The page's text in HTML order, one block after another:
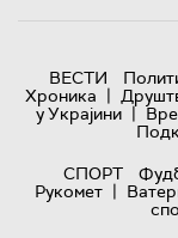
ВЕСТИ
Хроника |
у Украјини |
СПОРТ
Рукомет |